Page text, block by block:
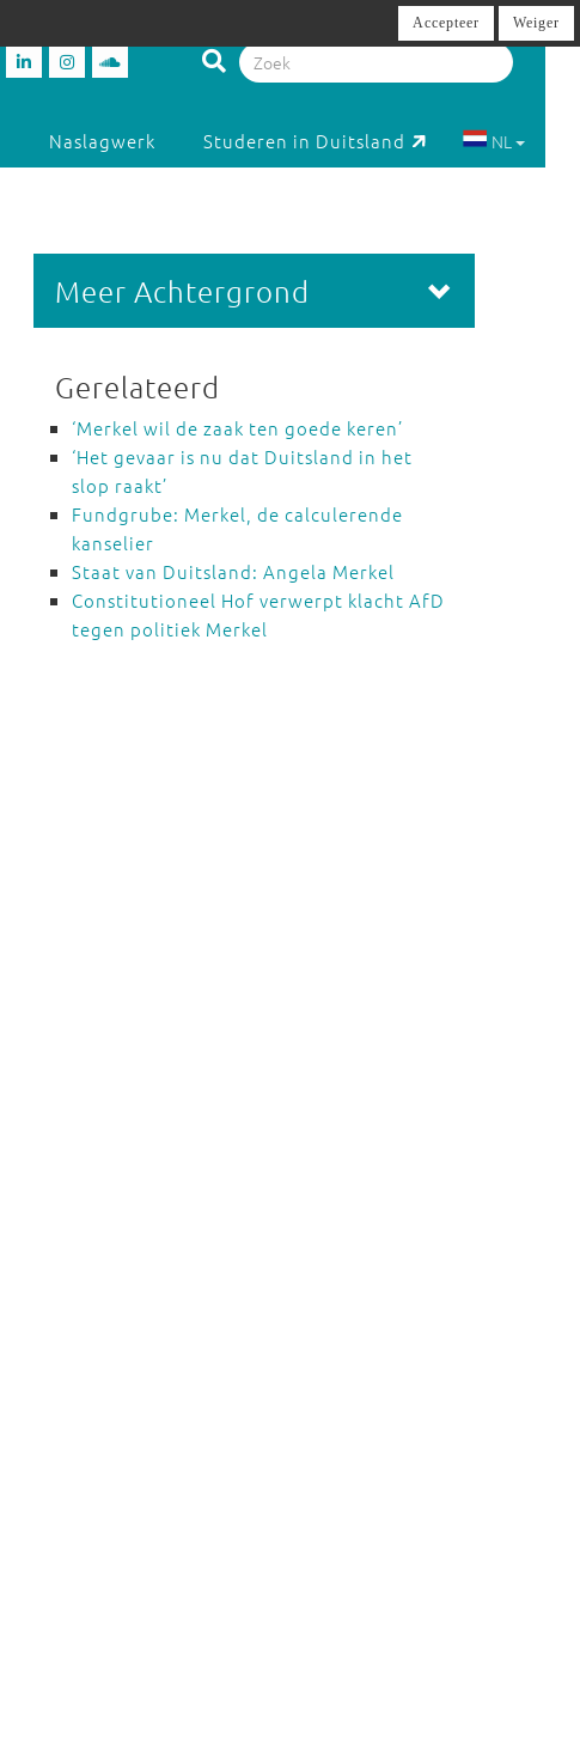
Naslagwerk Studeren in Duitsland NL
Meer Achtergrond
Gerelateerd
‘Merkel wil de zaak ten goede keren’
‘Het gevaar is nu dat Duitsland in het
slop raakt’
Fundgrube: Merkel, de calculerende
kanselier
Staat van Duitsland: Angela Merkel
Constitutioneel Hof verwerpt klacht AfD
tegen politiek Merkel
Accepteer Weiger